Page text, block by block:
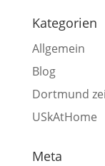
Kategorien
Allgemein
Blog
Dortmund
USkAtHome
Meta